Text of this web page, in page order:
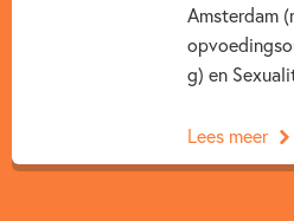
Amsterdam
g) en
Lees meer